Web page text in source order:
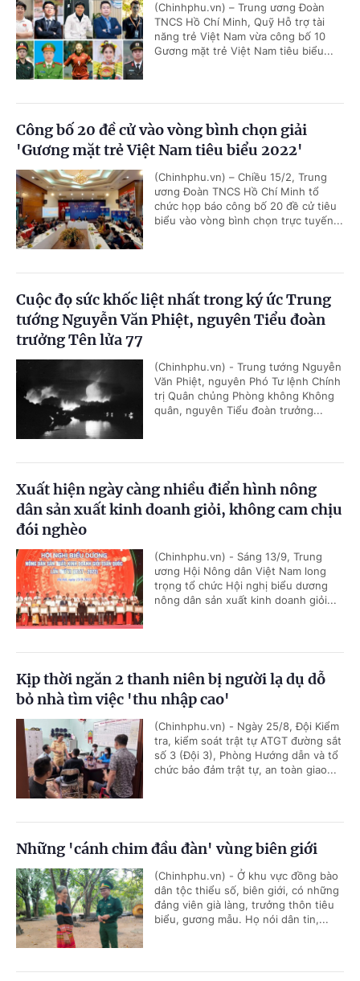
(Chinhphu.vn) – Trung ương Đoàn
TNCS Hồ Chí Minh, Quỹ Hỗ trợ tài
năng trẻ Việt Nam vừa công bố 10
Gương mặt trẻ Việt Nam tiêu biểu...
Công bố 20 đề cử vào vòng bình chọn giải
'Gương mặt trẻ Việt Nam tiêu biểu 2022'
(Chinhphu.vn) – Chiều 15/2, Trung
ương Đoàn TNCS Hồ Chí Minh tổ
chức họp báo công bố 20 đề cử tiêu
biểu vào vòng bình chọn trực tuyến...
Cuộc đọ sức khốc liệt nhất trong ký ức Trung
tướng Nguyễn Văn Phiệt, nguyên Tiểu đoàn
trưởng Tên lửa 77
(Chinhphu.vn) - Trung tướng Nguyễn
Văn Phiệt, nguyên Phó Tư lệnh Chính
trị Quân chủng Phòng không Không
quân, nguyên Tiểu đoàn trưởng...
Xuất hiện ngày càng nhiều điển hình nông
dân sản xuất kinh doanh giỏi, không cam chịu
đói nghèo
(Chinhphu.vn) - Sáng 13/9, Trung
ương Hội Nông dân Việt Nam long
trọng tổ chức Hội nghị biểu dương
nông dân sản xuất kinh doanh giỏi...
Kịp thời ngăn 2 thanh niên bị người lạ dụ dỗ
bỏ nhà tìm việc 'thu nhập cao'
(Chinhphu.vn) - Ngày 25/8, Đội Kiểm
tra, kiểm soát trật tự ATGT đường sắt
số 3 (Đội 3), Phòng Hướng dẫn và tổ
chức bảo đảm trật tự, an toàn giao...
Những 'cánh chim đầu đàn' vùng biên giới
(Chinhphu.vn) - Ở khu vực đồng bào
dân tộc thiểu số, biên giới, có những
đảng viên già làng, trưởng thôn tiêu
biểu, gương mẫu. Họ nói dân tin,...